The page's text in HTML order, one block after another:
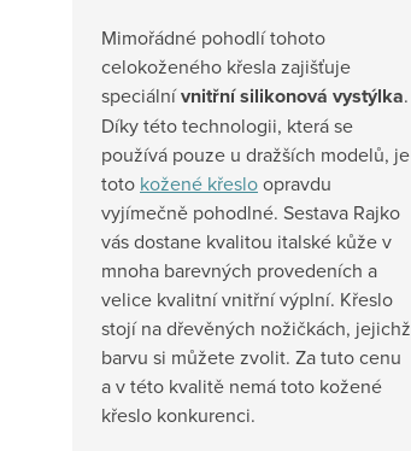
Mimořádné pohodlí tohoto
celokoženého křesla zajišťuje
speciálnívnitřní silikonová vystýlka.
Díky této technologii, která se
používá pouze u dražších modelů, je
toto kožené křesloopravdu
vyjímečně pohodlné. Sestava Rajko
vás dostane kvalitou italské kůže v
mnoha barevných provedeních a
velice kvalitní vnitřní výplní. Křeslo
stojí na dřevěných nožičkách, jejichž
barvu si můžete zvolit. Za tuto cenu
a v této kvalitě nemá toto kožené
křeslo konkurenci.